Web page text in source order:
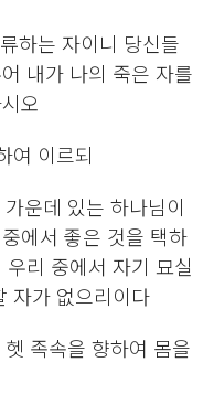
하는 자이니 당신들
내가 나의 죽은 자를
오
여 이르되
운데 있는 하나님이
에서 좋은 것을 택하
리 중에서 자기 묘실
자가 없으리이다
족속을 향하여 몸을